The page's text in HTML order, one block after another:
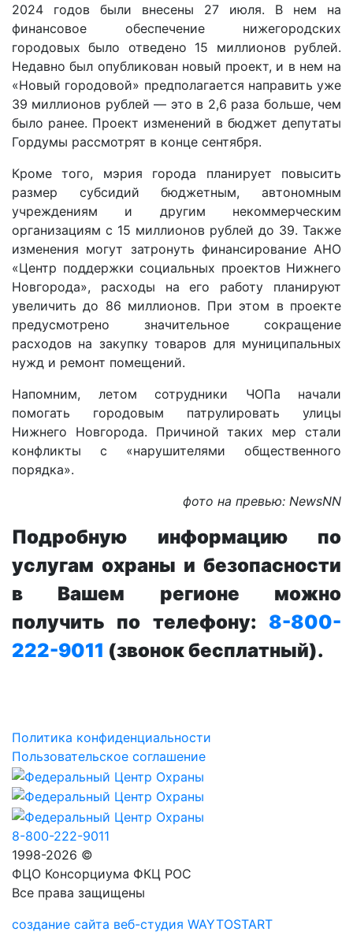
2024 годов были внесены 27 июля. В нем на
финансовое обеспечение нижегородских
городовых было отведено 15 миллионов рублей.
Недавно был опубликован новый проект, и в нем на
«Новый городовой» предполагается направить уже
39 миллионов рублей — это в 2,6 раза больше, чем
было ранее. Проект изменений в бюджет депутаты
Гордумы рассмотрят в конце сентября.
Кроме того, мэрия города планирует повысить
размер субсидий бюджетным, автономным
учреждениям и другим некоммерческим
организациям с 15 миллионов рублей до 39. Также
изменения могут затронуть финансирование АНО
«Центр поддержки социальных проектов Нижнего
Новгорода», расходы на его работу планируют
увеличить до 86 миллионов. При этом в проекте
предусмотрено значительное сокращение
расходов на закупку товаров для муниципальных
нужд и ремонт помещений.
Напомним, летом сотрудники ЧОПа начали
помогать городовым патрулировать улицы
Нижнего Новгорода. Причиной таких мер стали
конфликты с «нарушителями общественного
порядка».
фото на превью: NewsNN
Подробную информацию по
услугам охраны и безопасности
в Вашем регионе можно
получить по телефону: 8-800-
222-9011 (звонок бесплатный).
Политика конфиденциальности
Пользовательское соглашение
8-800-222-9011
1998-2026 ©
ФЦО Консорциума ФКЦ РОС
Все права защищены
создание сайта веб-студия WAYTOSTART